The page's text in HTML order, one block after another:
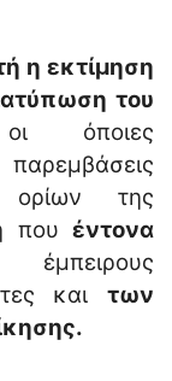
η εκτίμηση
του
όποιες
ορίων της
που έντονα
και των